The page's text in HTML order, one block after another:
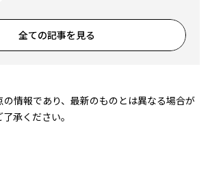
全ての記事を見る
情報であり、最新のものとは異なる場合が
承ください。